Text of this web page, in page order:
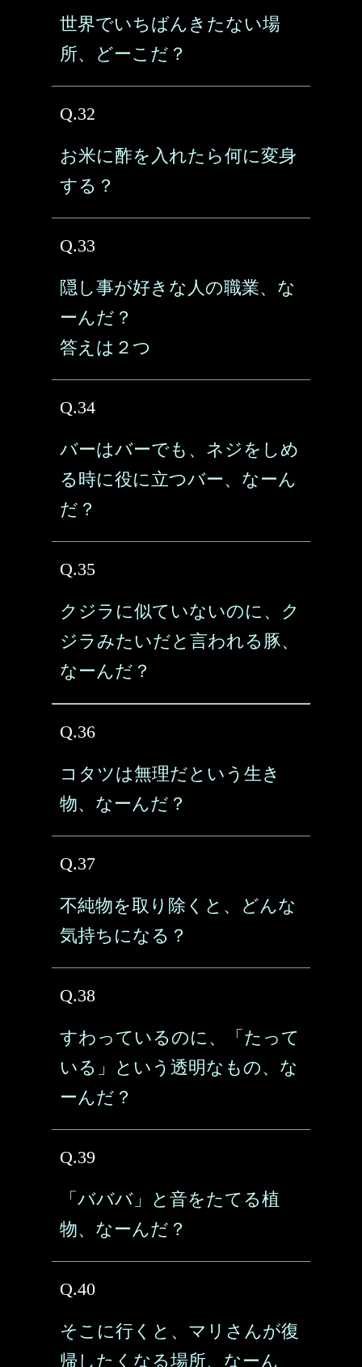
世界でいちばんきたない場
所、どーこだ？
Q.32
お米に酢を入れたら何に変身
する？
Q.33
隠し事が好きな人の職業、な
ーんだ？
答えは２つ
Q.34
バーはバーでも、ネジをしめ
る時に役に立つバー、なーん
だ？
Q.35
クジラに似ていないのに、ク
ジラみたいだと言われる豚、
なーんだ？
Q.36
コタツは無理だという生き
物、なーんだ？
Q.37
不純物を取り除くと、どんな
気持ちになる？
Q.38
すわっているのに、「たって
いる」という透明なもの、な
ーんだ？
Q.39
「バババ」と音をたてる植
物、なーんだ？
Q.40
そこに行くと、マリさんが復
帰したくなる場所、なーん